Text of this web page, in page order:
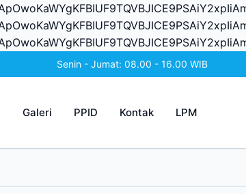
Senin - Jumat: 08.00 - 16.00 WIB
Galeri PPID Kontak LPM